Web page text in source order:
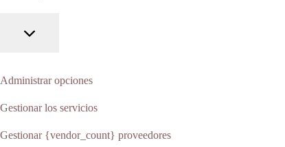
Administrar opciones
Gestionar los servicios
Gestionar {vendor_count} proveedores